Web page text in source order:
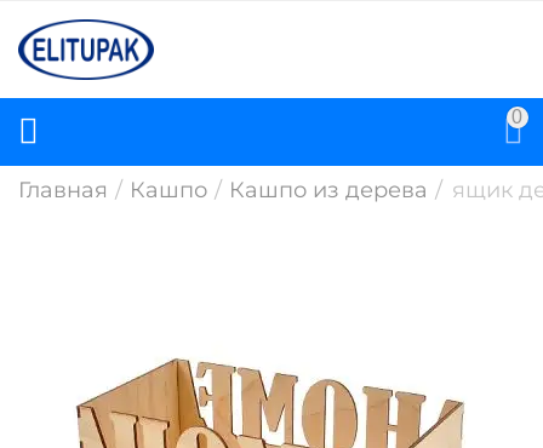
0
Главная / Кашпо / Кашпо из дерева / ящик